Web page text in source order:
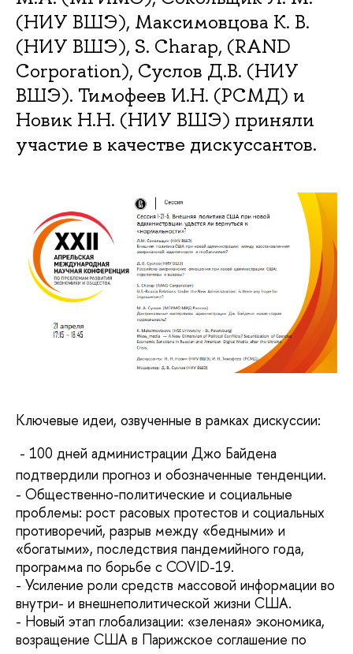
(НИУ ВШЭ), Максимовцова К. В.
(НИУ ВШЭ), S. Charap, (RAND
Corporation), Суслов Д.В. (НИУ
ВШЭ). Тимофеев И.Н. (РСМД) и
Новик Н.Н. (НИУ ВШЭ) приняли
участие в качестве дискуссантов.
Ключевые идеи, озвученные в рамках дискуссии:
- 100 дней администрации Джо Байдена
подтвердили прогноз и обозначенные тенденции.
- Общественно-политические и социальные
проблемы: рост расовых протестов и социальных
противоречий, разрыв между «бедными» и
«богатыми», последствия пандемийного года,
программа по борьбе с COVID-19.
- Усиление роли средств массовой информации во
внутри- и внешнеполитической жизни США.
- Новый этап глобализации: «зеленая» экономика,
возращение США в Парижское соглашение по